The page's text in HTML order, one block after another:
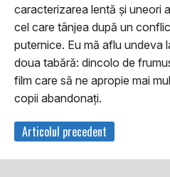
caracterizarea lentă și uneori
cel care tânjea după un
puternice. Eu mă aflu undeva
doua tabără: dincolo de
film care să ne apropie mai
copii abandonați.
Articolul precedent